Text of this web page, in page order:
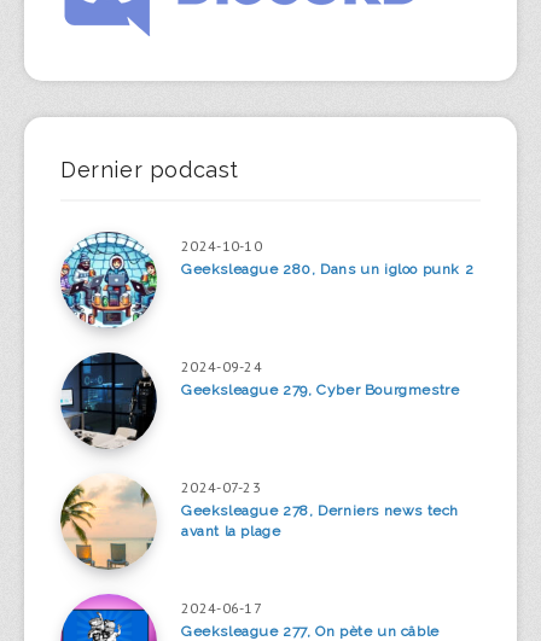
Dernier podcast
2024-10-10
Geeksleague 280, Dans un igloo punk 2
2024-09-24
Geeksleague 279, Cyber Bourgmestre
2024-07-23
Geeksleague 278, Derniers news tech
avant la plage
2024-06-17
Geeksleague 277, On pète un câble